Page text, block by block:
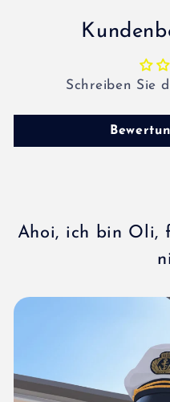
Schreiben Sie
Ahoi, ich bin Oli,